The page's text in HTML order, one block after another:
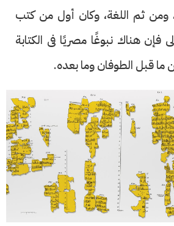
ومن ثم اللغة، وكان أول من كتب
فإن هناك نبوغًا مصريًا فى الكتابة
ما قبل الطوفان وما بعده.